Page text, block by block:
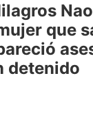
que
detenido